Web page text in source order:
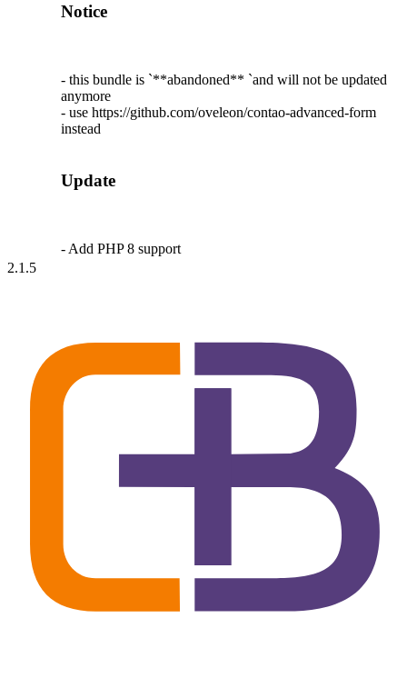
Notice
- this bundle is `**abandoned** `and will not be updated
anymore
- use https://github.com/oveleon/contao-advanced-form
instead
Update
- Add PHP 8 support
2.1.5